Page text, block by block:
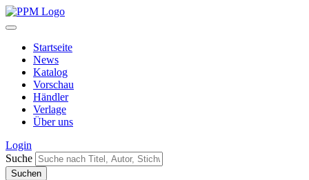
Startseite
News
Katalog
Vorschau
Händler
Verlage
Über uns
Login
Suche